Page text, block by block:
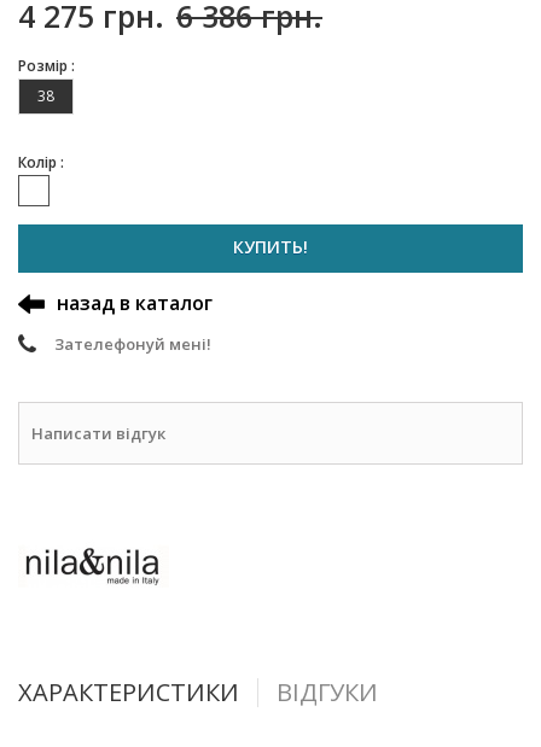
4 275 грн. 6 386 грн.
Розмір :
38
Колір :
КУПИТЬ!
назад в каталог
Зателефонуй мені!
Написати відгук
ХАРАКТЕРИСТИКИ ВІДГУКИ